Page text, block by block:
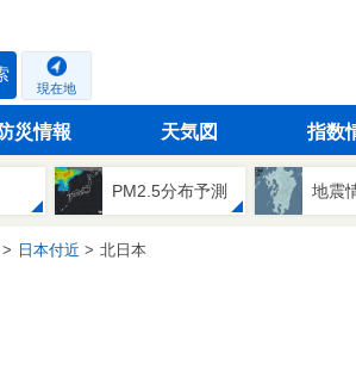
現在地
災情報 天気図 指数
PM2.5分布予測 地震
日本付近 北日本